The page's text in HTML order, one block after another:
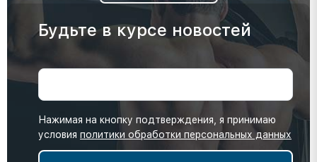
Будьте в курсе новостей
Нажимая на кнопку подтверждения, я принимаю
условия политики обработки персональных данных